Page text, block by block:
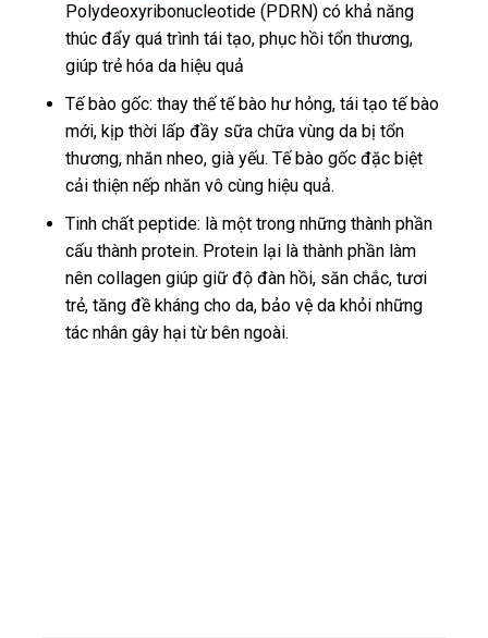
Polydeoxyribonucleotide (PDRN) có khả năng
thúc đẩy quá trình tái tạo, phục hồi tổn thương,
giúp trẻ hóa da hiệu quả
Tế bào gốc: thay thế tế bào hư hỏng, tái tạo tế bào
mới, kịp thời lấp đầy sữa chữa vùng da bị tổn
thương, nhăn nheo, già yếu. Tế bào gốc đặc biệt
cải thiện nếp nhăn vô cùng hiệu quả.
Tinh chất peptide: là một trong những thành phần
cấu thành protein. Protein lại là thành phần làm
nên collagen giúp giữ độ đàn hồi, săn chắc, tươi
trẻ, tăng đề kháng cho da, bảo vệ da khỏi những
tác nhân gây hại từ bên ngoài.